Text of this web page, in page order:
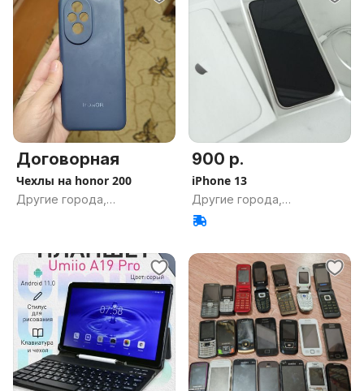
Договорная
Чехлы на honor 200
Другие города,
900 р.
iPhone 13
Другие города,
Гомельская обл.